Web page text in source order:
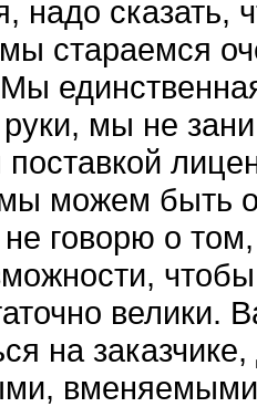
надо сказать,
стараемся
мы не
можем быть
говорю о
велики.
на